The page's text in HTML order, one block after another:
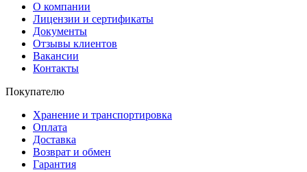
О компании
Лицензии и сертификаты
Документы
Отзывы клиентов
Вакансии
Контакты
Покупателю
Хранение и транспортировка
Оплата
Доставка
Возврат и обмен
Гарантия